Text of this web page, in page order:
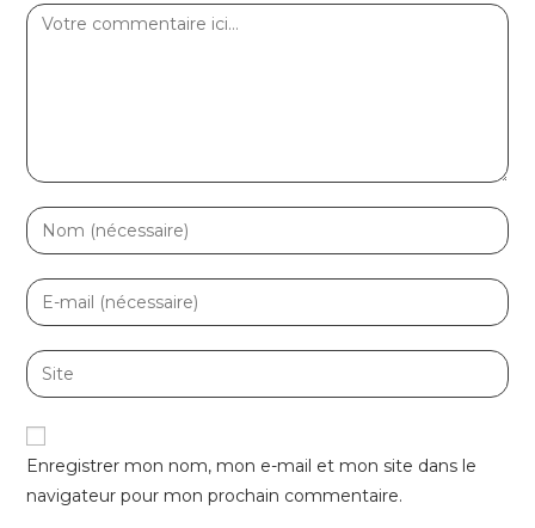
Comment
Enter
your
name
or
to
comment
Enter
your
email
address
comment
Enter
your
website
URL
(optional)
Enregistrer mon nom, mon e-mail et mon site dans le
navigateur pour mon prochain commentaire.